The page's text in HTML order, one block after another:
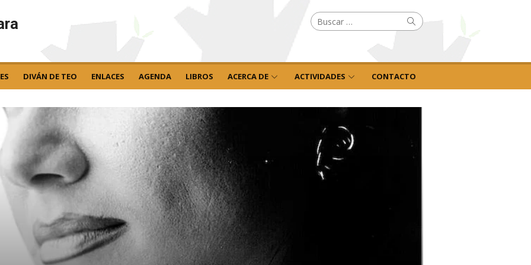
Buscar
por: Buscar
DIVÁN DE TEO ENLACES AGENDA LIBROS ACERCA DE ACTIVIDADES CONTACTO